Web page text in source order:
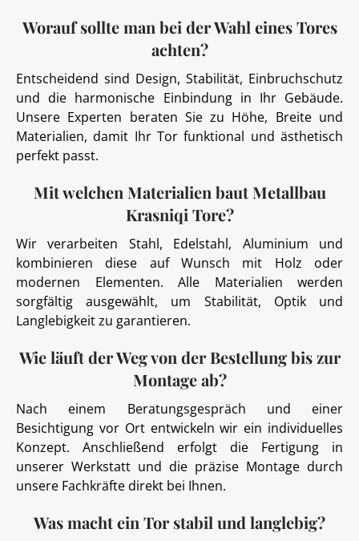
Worauf sollte man bei der Wahl eines Tores
achten?
Entscheidend sind Design, Stabilität, Einbruchschutz
und die harmonische Einbindung in Ihr Gebäude.
Unsere Experten beraten Sie zu Höhe, Breite und
Materialien, damit Ihr Tor funktional und ästhetisch
perfekt passt.
Mit welchen Materialien baut Metallbau
Krasniqi Tore?
Wir verarbeiten Stahl, Edelstahl, Aluminium und
kombinieren diese auf Wunsch mit Holz oder
modernen Elementen. Alle Materialien werden
sorgfältig ausgewählt, um Stabilität, Optik und
Langlebigkeit zu garantieren.
Wie läuft der Weg von der Bestellung bis zur
Montage ab?
Nach einem Beratungsgespräch und einer
Besichtigung vor Ort entwickeln wir ein individuelles
Konzept. Anschließend erfolgt die Fertigung in
unserer Werkstatt und die präzise Montage durch
unsere Fachkräfte direkt bei Ihnen.
Was macht ein Tor stabil und langlebig?